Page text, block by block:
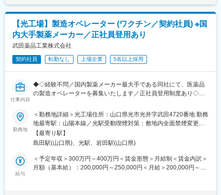
当社は国内第一の製薬企業、そして業界を牽引するグローバルリ
ーダーです。従業員は四つの優先順位（患者さん中心、社会との
信頼関係構築、レピュテーションの向上、事業の発展）とタケダ
イズム（誠実＝公正・正直・不屈）のもと一致団結しています。
変更の範囲：会社の定める業務
教育担当者によるOJTを受けていただき、まずは知見を深めてい
ただきます。
徐々に幅広い業務をお任せして、ご活躍いただければと思いま
す。
■組織構成
10名（課長：50代前半、課員：50代1名、40代2名、30代4名、
20代1名、再雇用1名）
若手～ベテラン社員まで幅広く活躍中！電気担当者は内3名！
国内工場は山口県内のみのため、出張はほとんどございません。
■働き方
年間休日120日、残業10-20h/月とライフワークバランスを取りや
すい環境です。フレックスを導入しているため、月内の繁忙にあ
わせて勤務時間を調整することができます。
の影響で、5月GWに休日出勤をしていただく可能性があります。
【光工場】製造オペレーター (ワクチン／契約社員) ※国
内大手製薬メーカー／正社員登用あり
武田薬品工業株式会社
契約社員 転勤なし 上場企業 5名以上採用
仕事内容
◆◇経験不問／国内製薬メーカー最大手である同社にて、医薬品
の製造オペレーターを募集いたします／正社員登用制度あり◇◆
＼社会的にも期待が寄せられる、医薬品工場でのご経験・スキル
習得が叶います！／
◎国内トップクラスの製薬メーカー「武田薬品工業」で就業がで
きます
◎年間休日123日、福利厚生充実！
◎遠方から転居される方には、引越し費用負担や住宅補助あり◎
◎契約社員スタートですが、正社員登用実績も多数ございます！
勤務地
＜勤務地詳細＞光工場住所：山口県光市光井字武田4720番地 勤務
地最寄駅：山陽本線／光駅受動喫煙対策：敷地内全面禁煙変更の
範囲：会社の定める事業所（リモートワーク含む）
【最寄り駅】
島田駅(山口県)、光駅、岩田駅(山口県)
給与
＜予定年収＞300万円～400万円＜賃金形態＞月給制＜賃金内訳＞
月額（基本給）：200,000円～250,000円＜月給＞200,000円～